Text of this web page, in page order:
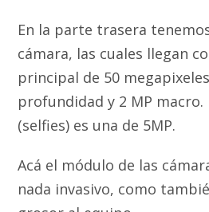
En la parte trasera
cámara, las cuales llegan
principal de 50
profundidad y 2 MP
(selfies) es una de 5MP.
Acá el módulo de las
nada invasivo, como